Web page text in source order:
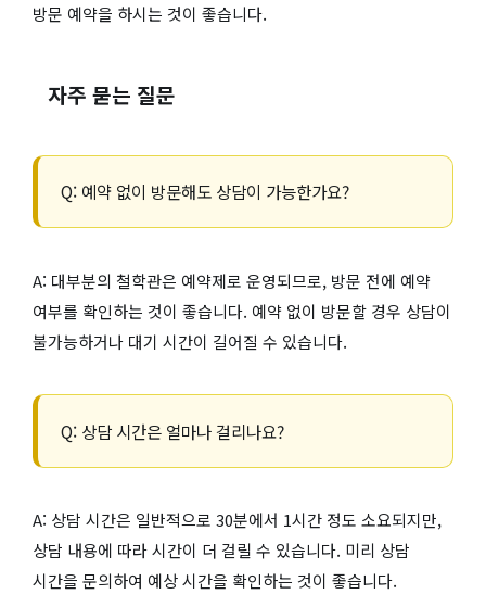
방문 예약을 하시는 것이 좋습니다.
자주 묻는 질문
Q: 예약 없이 방문해도 상담이 가능한가요?
A: 대부분의 철학관은 예약제로 운영되므로, 방문 전에 예약
여부를 확인하는 것이 좋습니다. 예약 없이 방문할 경우 상담이
불가능하거나 대기 시간이 길어질 수 있습니다.
Q: 상담 시간은 얼마나 걸리나요?
A: 상담 시간은 일반적으로 30분에서 1시간 정도 소요되지만,
상담 내용에 따라 시간이 더 걸릴 수 있습니다. 미리 상담
시간을 문의하여 예상 시간을 확인하는 것이 좋습니다.